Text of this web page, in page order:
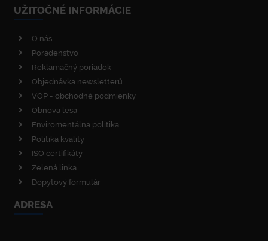
UŽITOČNÉ INFORMÁCIE
O nás
Poradenstvo
Reklamačný poriadok
Objednávka newsletterů
VOP - obchodné podmienky
Obnova lesa
Enviromentálna politika
Politika kvality
ISO certifikáty
Zelená linka
Dopytový formulár
ADRESA